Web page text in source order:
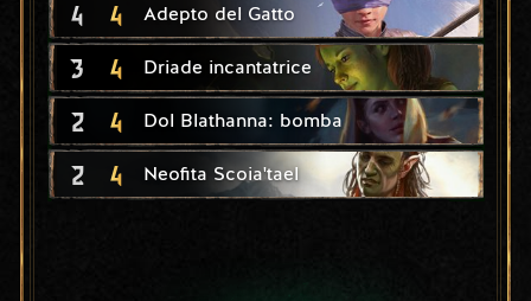
4 4 Adepto del Gatto
3 4 Driade incantatrice
2 4 Dol Blathanna: bomba
2 4 Neofita Scoia'tael